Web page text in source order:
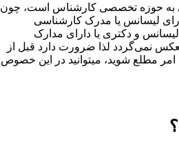
به حوزه تخصصی کارشناس است، چون
لیسانس یا مدرک کارشناسی
و دکتری یا دارای مدارک
نمی‌گردد لذا ضرورت دارد قبل از
مطلع شوید، میتوانید در این خصوص